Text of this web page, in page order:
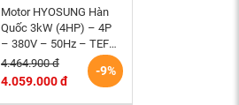
Motor HYOSUNG Hàn
Quốc 3kW (4HP) – 4P
– 380V – 50Hz – TEFC
– 100L – B3 (tốc độ
1500 r/min)
-9%
4.464.900 đ
4.059.000 đ